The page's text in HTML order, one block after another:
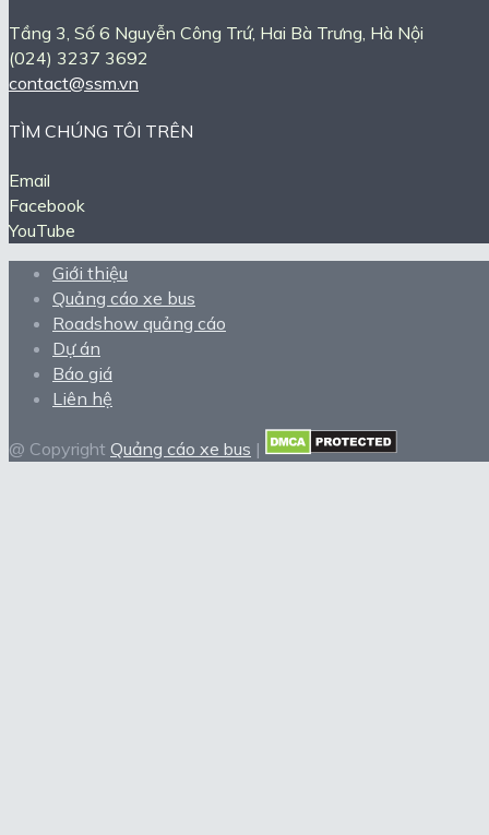
Tầng 3, Số 6 Nguyễn Công Trứ, Hai Bà Trưng, Hà Nội
(024) 3237 3692
contact@ssm.vn
TÌM CHÚNG TÔI TRÊN
Email
Facebook
YouTube
Giới thiệu
Quảng cáo xe bus
Roadshow quảng cáo
Dự án
Báo giá
Liên hệ
@ Copyright Quảng cáo xe bus |